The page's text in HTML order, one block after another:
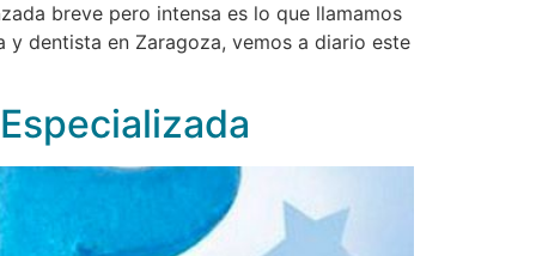
breve pero intensa es lo que llamamos
y dentista en Zaragoza, vemos a diario este